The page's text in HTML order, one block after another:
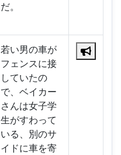
だ。
若い男の車が
フェンスに接
していたの
で、ベイカー
さんは女子学
生がすわって
いる、別のサ
イドに車を寄